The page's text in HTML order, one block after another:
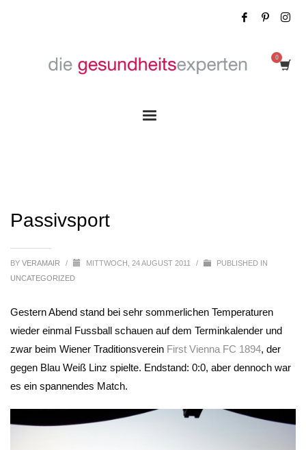
Passivsport
BY VERAMAIR / MITTWOCH, 24 AUGUST 2011 /
PUBLISHED IN
UNCATEGORIZED
Gestern Abend stand bei sehr sommerlichen Temperaturen
wieder einmal Fussball schauen auf dem Terminkalender und
zwar beim Wiener Traditionsverein First Vienna FC 1894, der
gegen Blau Weiß Linz spielte. Endstand: 0:0, aber dennoch war
es ein spannendes Match.